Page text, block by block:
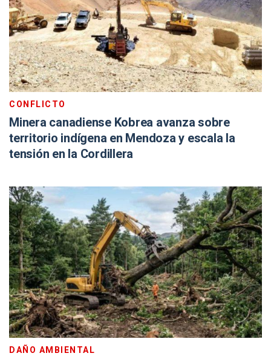
CONFLICTO
Minera canadiense Kobrea avanza sobre
territorio indígena en Mendoza y escala la
tensión en la Cordillera
DAÑO AMBIENTAL